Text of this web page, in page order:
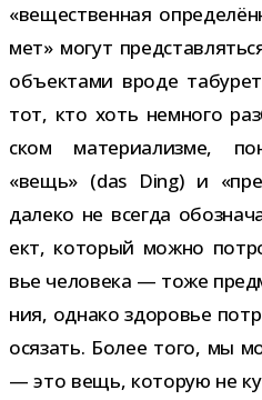
«веще­ствен­ная
мет» могут
объ­ек­тами вроде
тот, кто хоть немного
ском мате­ри­а­лизме,
«вещь» (das Ding) и
далеко не все­гда
ект, кото­рый можно
вье чело­века — тоже
ния, однако здо­ро­вье
ося­зать. Более того, мы
— это вещь, кото­рую не